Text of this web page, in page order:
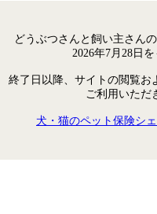
どうぶつさんと飼い主さん
2026年7月28日
終了日以降、サイトの閲覧お
ご利用いただ
犬・猫のペット保険シ